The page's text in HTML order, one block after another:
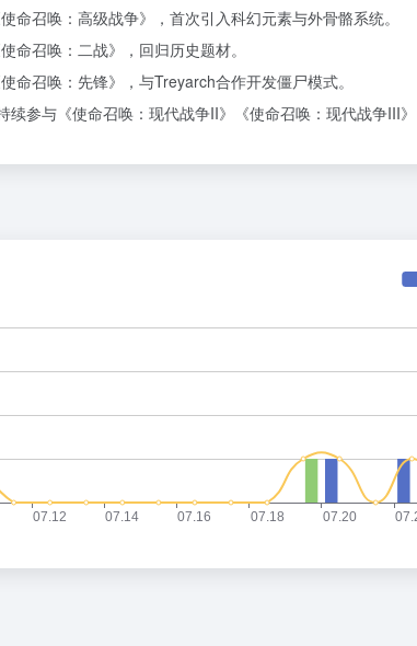
使命召唤：高级战争》，首次引入科幻元素与外骨骼系统。
命召唤：二战》，回归历史题材。
使命召唤：先锋》，与Treyarch合作开发僵尸模式。
续参与《使命召唤：现代战争II》《使命召唤：现代战争III